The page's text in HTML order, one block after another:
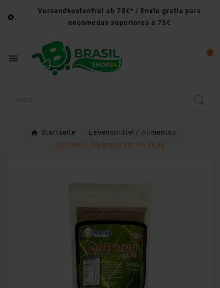

Versandkostenfrei ab 75€* / Envio gratis para
encomedas superiores a 75€
 0
Startseite
Lebensmittel / Alimentos
SolNatus, Guarana em Po 100g